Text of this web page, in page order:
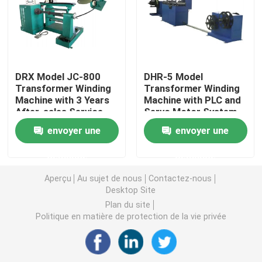
four à séchage à transformateur
Dispositif d'injection de mélange sous vide
fourneau de recuit sous vide
Coulée sous vide
Le noyau de la plaie du transformateur
Le CRGO et le CRNGO
DRX Model JC-800
Transformer Winding
Machine with 3 Years
After-sales Service
and Outer Diameter <
600mmenvoyer une
DHR-5 Model
Transformer Winding
Machine with PLC and
Servo Motor System
for 50KVA-630KVA
Amorphous Triangular
Core
envoyer une
Aperçu Au sujet de nous
Contactez-nous
Desktop Site
Plan du site
Politique en matière de protection de la vie privée